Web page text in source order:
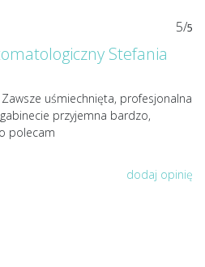
5/5
Stefania
Zawsze uśmiechnięta, profesjonalna
przyjemna bardzo,
polecam
dodaj opinię